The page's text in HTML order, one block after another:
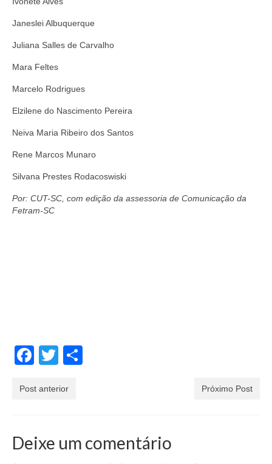
Janeslei Albuquerque
Juliana Salles de Carvalho
Mara Feltes
Marcelo Rodrigues
Elzilene do Nascimento Pereira
Neiva Maria Ribeiro dos Santos
Rene Marcos Munaro
Silvana Prestes Rodacoswiski
Por: CUT-SC, com edição da assessoria de Comunicação da
Fetram-SC
Facebook
Twitter
Post anterior Próximo Post
Deixe um comentário